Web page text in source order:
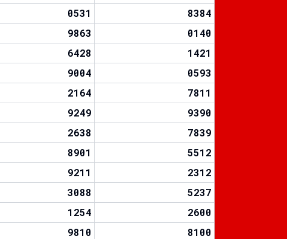
0531
8384
9863
0140
6428
1421
9004
0593
2164
7811
9249
9390
2638
7839
8901
5512
9211
2312
3088
5237
1254
2600
9810
8100